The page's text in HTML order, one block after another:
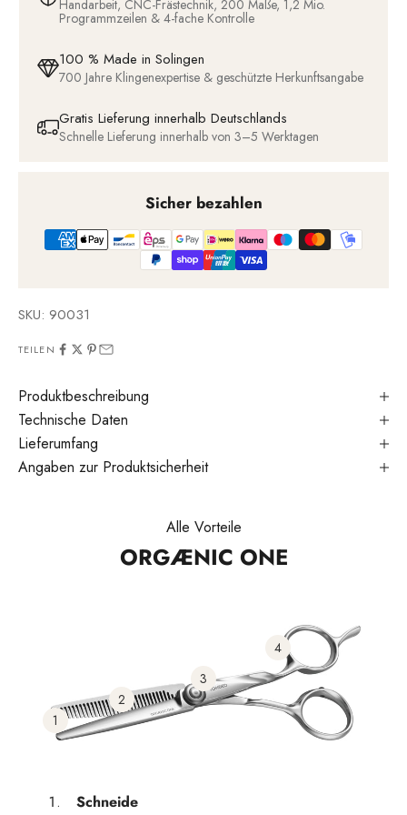
Handarbeit, CNC-Frästechnik, 200 Maße, 1,2 Mio.
Programmzeilen & 4-fache Kontrolle
100 % Made in Solingen
700 Jahre Klingenexpertise & geschützte Herkunftsangabe
Gratis Lieferung innerhalb Deutschlands
Schnelle Lieferung innerhalb von 3–5 Werktagen
Sicher bezahlen
SKU: 90031
TEILEN
Produktbeschreibung
Technische Daten
Lieferumfang
Angaben zur Produktsicherheit
Alle Vorteile
ORGÆNIC ONE
1
Schneide
2
3
4